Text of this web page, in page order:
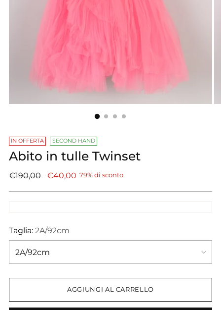
IN OFFERTA SECOND HAND
Abito in tulle Twinset
Prezzo
€190,00 €40,00 79% di sconto
Taglia: 2A/92cm
AGGIUNGI AL CARRELLO